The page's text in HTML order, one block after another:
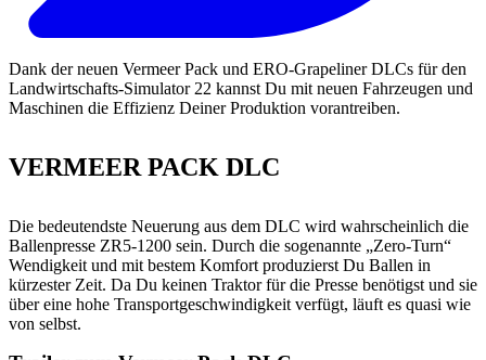
Dank der neuen Vermeer Pack und ERO-Grapeliner DLCs für den
Landwirtschafts-Simulator 22 kannst Du mit neuen Fahrzeugen und
Maschinen die Effizienz Deiner Produktion vorantreiben.
VERMEER PACK DLC
Die bedeutendste Neuerung aus dem DLC wird wahrscheinlich die
Ballenpresse ZR5-1200 sein. Durch die sogenannte „Zero-Turn“
Wendigkeit und mit bestem Komfort produzierst Du Ballen in
kürzester Zeit. Da Du keinen Traktor für die Presse benötigst und sie
über eine hohe Transportgeschwindigkeit verfügt, läuft es quasi wie
von selbst.